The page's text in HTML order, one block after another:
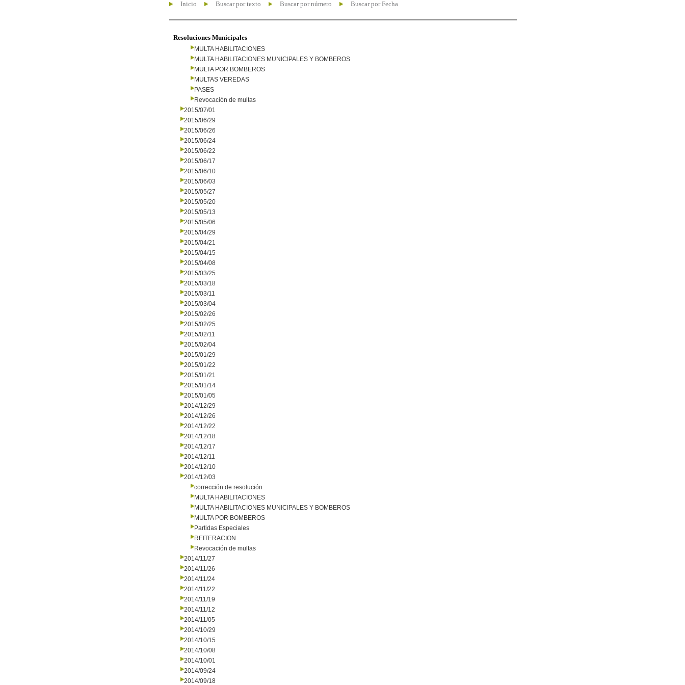
Inicio Buscar por texto Buscar por número Buscar por Fecha
Resoluciones Municipales
MULTA HABILITACIONES
MULTA HABILITACIONES MUNICIPALES Y BOMBEROS
MULTA POR BOMBEROS
MULTAS VEREDAS
PASES
Revocación de multas
2015/07/01
2015/06/29
2015/06/26
2015/06/24
2015/06/22
2015/06/17
2015/06/10
2015/06/03
2015/05/27
2015/05/20
2015/05/13
2015/05/06
2015/04/29
2015/04/21
2015/04/15
2015/04/08
2015/03/25
2015/03/18
2015/03/11
2015/03/04
2015/02/26
2015/02/25
2015/02/11
2015/02/04
2015/01/29
2015/01/22
2015/01/21
2015/01/14
2015/01/05
2014/12/29
2014/12/26
2014/12/22
2014/12/18
2014/12/17
2014/12/11
2014/12/10
2014/12/03
corrección de resolución
MULTA HABILITACIONES
MULTA HABILITACIONES MUNICIPALES Y BOMBEROS
MULTA POR BOMBEROS
Partidas Especiales
REITERACION
Revocación de multas
2014/11/27
2014/11/26
2014/11/24
2014/11/22
2014/11/19
2014/11/12
2014/11/05
2014/10/29
2014/10/15
2014/10/08
2014/10/01
2014/09/24
2014/09/18